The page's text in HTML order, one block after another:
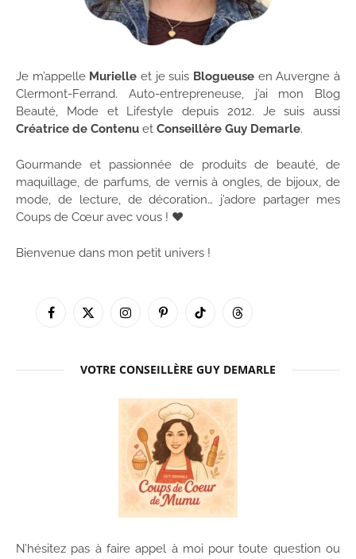
Je m’appelle Murielle et je suis Blogueuse en Auvergne à
Clermont-Ferrand. Auto-entrepreneuse, j’ai mon Blog
Beauté, Mode et Lifestyle depuis 2012. Je suis aussi
Créatrice de Contenu et Conseillère Guy Demarle.
Gourmande et passionnée de produits de beauté, de
maquillage, de parfums, de vernis à ongles, de bijoux, de
mode, de lecture, de décoration… j’adore partager mes
Coups de Cœur avec vous ! ♥
Bienvenue dans mon petit univers !
Facebook
X
InstagramPinterestTikTok Threads
VOTRE CONSEILLÈRE GUY DEMARLE
N’hésitez pas à faire appel à moi pour toute question ou